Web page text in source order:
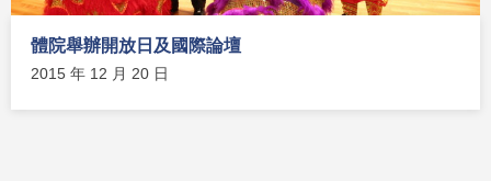
體院舉辦開放日及國際論壇
2015 年 12 月 20 日